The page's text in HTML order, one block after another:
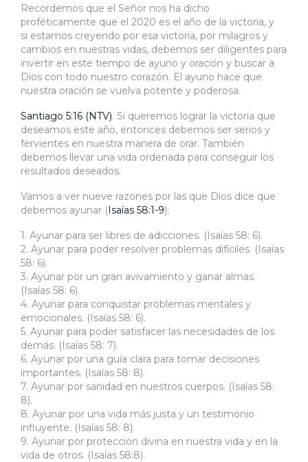
Recordemos que el Señor nos ha dicho
proféticamente que el 2020 es el año de la victoria, y
si estamos creyendo por esa victoria, por milagros y
cambios en nuestras vidas, debemos ser diligentes para
invertir en este tiempo de ayuno y oración y buscar a
Dios con todo nuestro corazón. El ayuno hace que
nuestra oración se vuelva potente y poderosa.
Santiago 5:16 (NTV). Si queremos lograr la victoria que
deseamos este año, entonces debemos ser serios y
fervientes en nuestra manera de orar. También
debemos llevar una vida ordenada para conseguir los
resultados deseados.
Vamos a ver nueve razones por las que Dios dice que
debemos ayunar (Isaías 58:1-9):
1. Ayunar para ser libres de adicciones. (Isaías 58: 6).
2. Ayunar para poder resolver problemas difíciles. (Isaías
58: 6).
3. Ayunar por un gran avivamiento y ganar almas.
(Isaías 58: 6).
4. Ayunar para conquistar problemas mentales y
emocionales. (Isaías 58: 6).
5. Ayunar para poder satisfacer las necesidades de los
demás. (Isaías 58: 7).
6. Ayunar por una guía clara para tomar decisiones
importantes. (Isaías 58: 8).
7. Ayunar por sanidad en nuestros cuerpos. (Isaías 58:
8).
8. Ayunar por una vida más justa y un testimonio
influyente. (Isaías 58: 8).
9. Ayunar por protección divina en nuestra vida y en la
vida de otros. (Isaías 58:8).